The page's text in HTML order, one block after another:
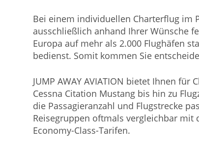
Bei einem individuellen Charterflug im
ausschließlich anhand Ihrer Wünsche
Europa auf mehr als 2.000 Flughäfen
bedienst. Somit kommen Sie
JUMP AWAY AVIATION bietet Ihnen
Cessna Citation Mustang bis hin zu
die Passagieranzahl und Flugstrecke
Reisegruppen oftmals vergleichbar mit
Economy-Class-Tarifen.